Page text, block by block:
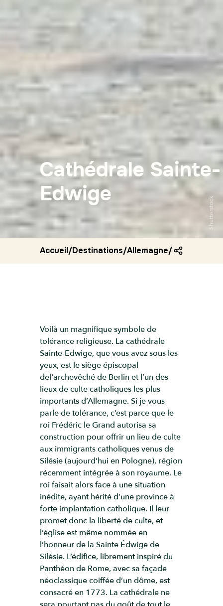
Cathédrale Sainte-
Edwige
Shutterstock
Accueil/Destinations/Allemagne/Cathedrale
Voilà un magnifique symbole de
tolérance religieuse. La cathédrale
Sainte-Edwige, que vous avez sous les
yeux, est le siège épiscopal
del'archevêché de Berlin et l’un des
lieux de culte catholiques les plus
importants d’Allemagne. Si je vous
parle de tolérance, c’est parce que le
roi Frédéric le Grand autorisa sa
construction pour offrir un lieu de culte
aux immigrants catholiques venus de
Silésie (aujourd’hui en Pologne), région
récemment intégrée à son royaume. Le
roi faisait alors face à une situation
inédite, ayant hérité d’une province à
forte implantation catholique. Il leur
promet donc la liberté de culte, et
l’église est même nommée en
l’honneur de la Sainte Édwige de
Silésie. L’édifice, librement inspiré du
Panthéon de Rome, avec sa façade
néoclassique coiffée d’un dôme, est
consacré en 1773. La cathédrale ne